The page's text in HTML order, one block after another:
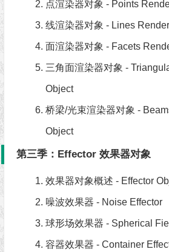
点渲染器对象 - Points
线渲染器对象 - Lines
面渲染器对象 - Facets
三角面渲染器对象 -
Object
桥梁/光束渲染器对象 -
Object
第三季：Effector 效果器对象
效果器对象概述 - Effector
噪波效果器 - Noise Effector
球形场效果器 - Spherical
容器效果器 - Container